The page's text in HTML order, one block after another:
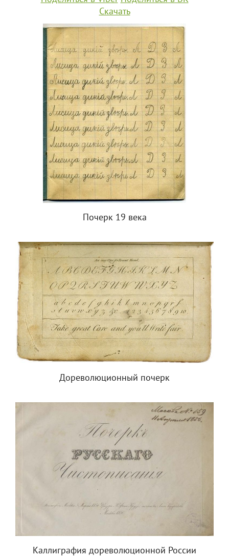
Скачать
Почерк 19 века
Дореволюционный почерк
Каллиграфия дореволюционной России